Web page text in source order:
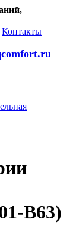
Контакты
B63)